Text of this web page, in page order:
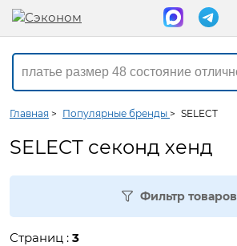
Главная > Популярные бренды > SELECT
SELECT секонд хенд
Фильтр товаров
Страниц : 3